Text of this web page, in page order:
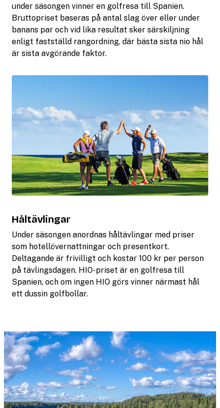
under säsongen vinner en golfresa till Spanien.
Bruttopriset baseras på antal slag över eller under
banans par och vid lika resultat sker särskiljning
enligt fastställd rangordning, där bästa sista nio hål
är sista avgörande faktor.
Håltävlingar
Under säsongen anordnas håltävlingar med priser
som hotellövernattningar och presentkort.
Deltagande är frivilligt och kostar 100 kr per person
på tävlingsdagen. HIO-priset är en golfresa till
Spanien, och om ingen HIO görs vinner närmast hål
ett dussin golfbollar.